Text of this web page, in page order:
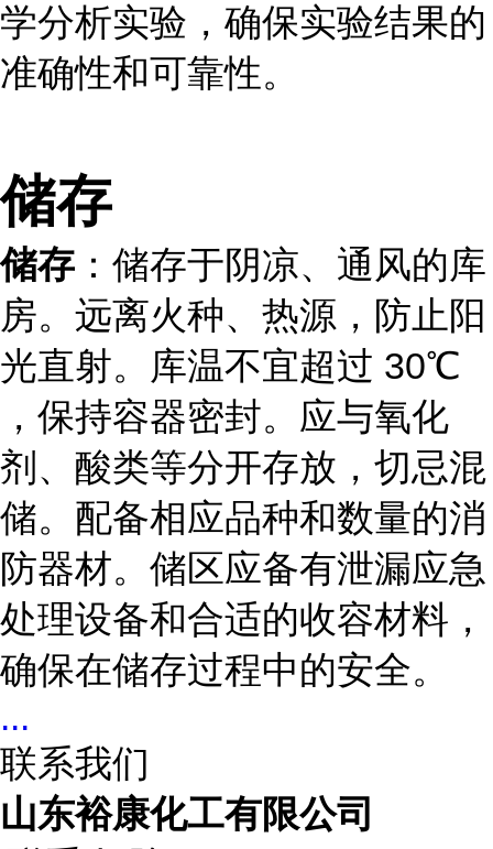
学分析实验，确保实验结果的
准确性和可靠性。
储存
储存 ：储存于阴凉、通风的库
房。远离火种、热源，防止阳
光直射。库温不宜超过 30℃
，保持容器密封。应与氧化
剂、酸类等分开存放，切忌混
储。配备相应品种和数量的消
防器材。储区应备有泄漏应急
处理设备和合适的收容材料，
确保在储存过程中的安全。
...
联系我们
山东裕康化工有限公司